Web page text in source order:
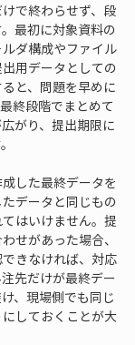
で終わらせず、段
最初に対象資料の
ダ構成やファイル
用データとしての
と、問題を早めに
終段階でまとめて
がり、提出期限に
した最終データを
データと同じもの
はいけません。提
せがあった場合、
きなければ、対応
先だけが最終デー
、現場側でも同じ
しておくことが大